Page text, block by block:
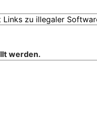
werden.